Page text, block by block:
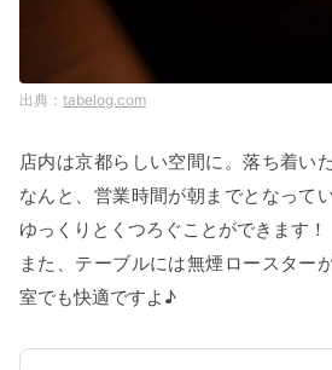
tabelog.com
店内は京都らしい空間に。落ち着い
なんと、営業時間が朝までとなって
ゆっくりとくつろぐことができます！
また、テーブルには無煙ロースター
室でも快適ですよ♪